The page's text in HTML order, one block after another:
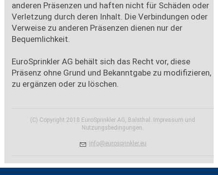
anderen Präsenzen und haften nicht für Schäden oder
Verletzung durch deren Inhalt. Die Verbindungen oder
Verweise zu anderen Präsenzen dienen nur der
Bequemlichkeit.
EuroSprinkler AG behält sich das Recht vor, diese
Präsenz ohne Grund und Bekanntgabe zu modifizieren,
zu ergänzen oder zu löschen.
(C) Copyright 2018 EuroSprinkler AG, Balsthal. Impressum und
Nutzungsbedingungen.
nf r spr nkl r